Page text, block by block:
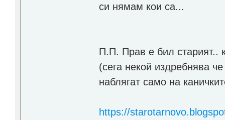
си нямам кои са...
П.П. Прав е бил старият..
(сега некой издребнява
наблягат само на
https://